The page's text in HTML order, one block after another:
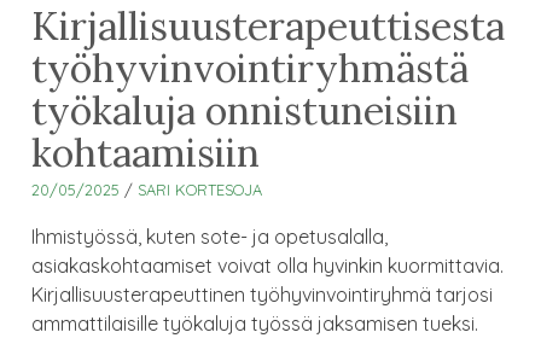
Kirjallisuusterapeuttisesta
työhyvinvointiryhmästä
työkaluja onnistuneisiin
kohtaamisiin
20/05/2025 / SARI KORTESOJA
Ihmistyössä, kuten sote- ja opetusalalla,
asiakaskohtaamiset voivat olla hyvinkin kuormittavia.
Kirjallisuusterapeuttinen työhyvinvointiryhmä tarjosi
ammattilaisille työkaluja työssä jaksamisen tueksi.